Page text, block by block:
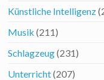
Künstliche Intelligenz
Musik (211)
Schlagzeug(231)
Unterricht(207)